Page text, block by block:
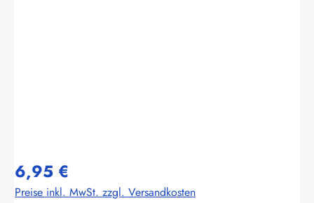
6,95 €
Preise inkl. MwSt. zzgl. Versandkosten